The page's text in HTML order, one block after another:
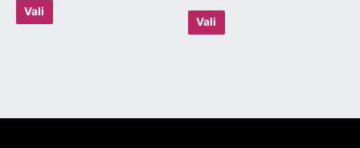
Vali
Vali